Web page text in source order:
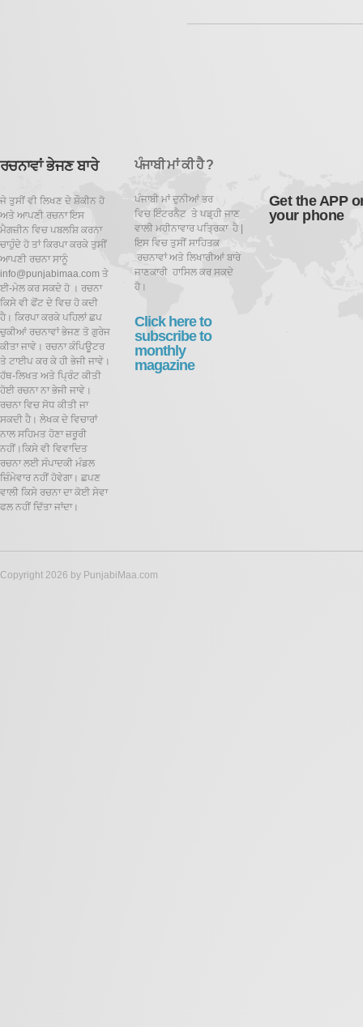
ਰਚਨਾਵਾਂ ਭੇਜਣ ਬਾਰੇ
ਜੇ ਤੁਸੀਂ ਵੀ ਲਿਖਣ ਦੇ ਸ਼ੌਕੀਨ ਹੋ
ਅਤੇ ਆਪਣੀ ਰਚਨਾ ਇਸ
ਮੈਗਜ਼ੀਨ ਵਿਚ ਪਬਲਸ਼ਿ ਕਰਨਾ
ਚਾਹੁੰਦੇ ਹੋ ਤਾਂ ਕਿਰਪਾ ਕਰਕੇ ਤੁਸੀਂ
ਆਪਣੀ ਰਚਨਾ ਸਾਨੂੰ
info@punjabimaa.com ਤੇ
ਈ-ਮੇਲ ਕਰ ਸਕਦੇ ਹੋ । ਰਚਨਾ
ਕਿਸੇ ਵੀ ਫੋਂਟ ਦੇ ਵਿਚ ਹੋ ਕਦੀ
ਹੈ। ਕਿਰਪਾ ਕਰਕੇ ਪਹਿਲਾਂ ਛਪ
ਚੁਕੀਆਂ ਰਚਨਾਵਾਂ ਭੇਜਣ ਤੋ ਗੁਰੇਜ
ਕੀਤਾ ਜਾਵੇ। ਰਚਨਾ ਕੰਪਿਊਟਰ
ਤੇ ਟਾਈਪ ਕਰ ਕੇ ਹੀ ਭੇਜੀ ਜਾਵੇ।
ਹੱਥ-ਲਿਖਤ ਅਤੇ ਪ੍ਰਿੰਟ ਕੀਤੀ
ਹੋਈ ਰਚਨਾ ਨਾ ਭੇਜੀ ਜਾਵੇ।
ਰਚਨਾ ਵਿਚ ਸੋਧ ਕੀਤੀ ਜਾ
ਸਕਦੀ ਹੈ। ਲੇਖਕ ਦੇ ਵਿਚਾਰਾਂ
ਨਾਲ ਸਹਿਮਤ ਹੋਣਾ ਜ਼ਰੂਰੀ
ਨਹੀਂ।ਕਿਸੇ ਵੀ ਵਿਵਾਦਿਤ
ਰਚਨਾ ਲਈ ਸੰਪਾਦਕੀ ਮੰਡਲ
ਜ਼ਿੰਮੇਵਾਰ ਨਹੀਂ ਹੋਵੇਗਾ। ਛਪਣ
ਵਾਲੀ ਕਿਸੇ ਰਚਨਾ ਦਾ ਕੋਈ ਸੇਵਾ
ਫਲ ਨਹੀਂ ਦਿੱਤਾ ਜਾਂਦਾ।
ਪੰਜਾਬੀ ਮਾਂ ਕੀ ਹੈ ?
ਪੰਜਾਬੀ ਮਾਂ ਦੁਨੀਆਂ ਭਰ
ਵਿਚ ਇੰਟਰਨੈਟ ਤੇ ਪਡ਼੍ਹੀ ਜਾਣ
ਵਾਲੀ ਮਹੀਨਾਵਾਰ ਪਤ੍ਰਿਕਾ ਹੈ |
ਇਸ ਵਿਚ ਤੁਸੀਂ ਸਾਹਿਤਕ
ਰਚਨਾਵਾਂ ਅਤੇ ਲਿਖਾਰੀਆਂ ਬਾਰੇ
ਜਾਣਕਾਰੀ ਹਾਸਿਲ ਕਰ ਸਕਦੇ
ਹੋ।
Click here to
subscribe to
monthly
magazine
Get the APP
your phone
Copyright 2026 by PunjabiMaa.com